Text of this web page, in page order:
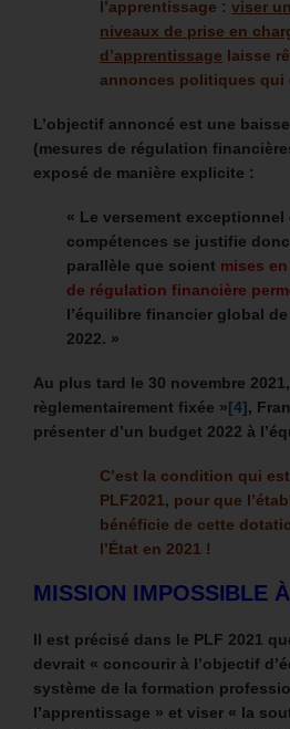
l’apprentissage : viser
niveaux de prise en
d’apprentissage laisse
annonces politiques qui
L’objectif annoncé est une
(mesures de régulation
exposé de manière explicite :
« Le versement exceptionnel
compétences se justifie
parallèle que soient mises
de régulation financière
l’équilibre financier global
2022. »
Au plus tard le 30 novembre
règlementairement fixée »[4],
présenter d’un budget 2022 à
C’est la condition qui
PLF2021, pour que
bénéficie de cette
l’État en 2021 !
MISSION IMPOSSIBLE
Il est précisé dans le PLF 2021
devrait « concourir à l’objectif
système de la formation
l’apprentissage » et viser « la